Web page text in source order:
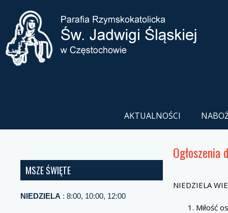
AKTUALNOŚCI
MSZE ŚWIĘTE
NIEDZIELA : 8:00, 10:00, 12:00
NIEDZIELA
Miłość